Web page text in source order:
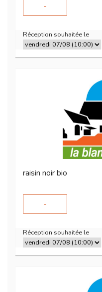
-
Réception souhaitée le
raisin noir bio
-
Réception souhaitée le